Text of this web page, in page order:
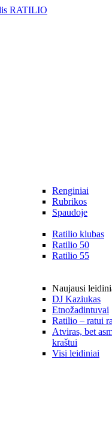
Renginiai
Rubrikos
Spaudoje
Ratilio klubas
Ratilio 50
Ratilio 55
Naujausi
DJ Kaziukas
Etnožadintuvai
Ratilio – ratui
Atviras, bet
kraštui
Visi leidiniai